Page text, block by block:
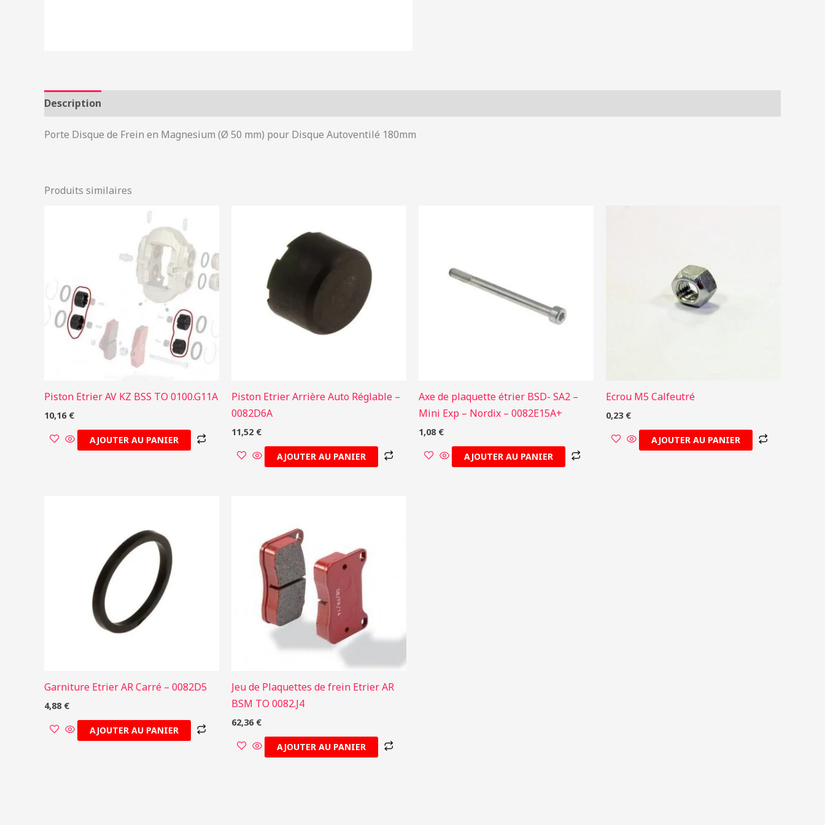
Description
Porte Disque de Frein en Magnesium (Ø 50 mm) pour Disque Autoventilé 180mm
Produits similaires
Piston Etrier AV KZ BSS TO 0100.G11A
10,16 €
AJOUTER AU PANIER
Piston Etrier Arrière Auto Réglable –
0082D6A
11,52 €
AJOUTER AU PANIER
Axe de plaquette étrier BSD- SA2 –
Mini Exp – Nordix – 0082E15A+
1,08 €
AJOUTER AU PANIER
Ecrou M5 Calfeutré
0,23 €
AJOUTER AU PANIER
Garniture Etrier AR Carré – 0082D5
4,88 €
AJOUTER AU PANIER
Jeu de Plaquettes de frein Etrier AR
BSM TO 0082.J4
62,36 €
AJOUTER AU PANIER